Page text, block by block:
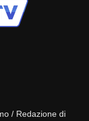
/ Redazione di